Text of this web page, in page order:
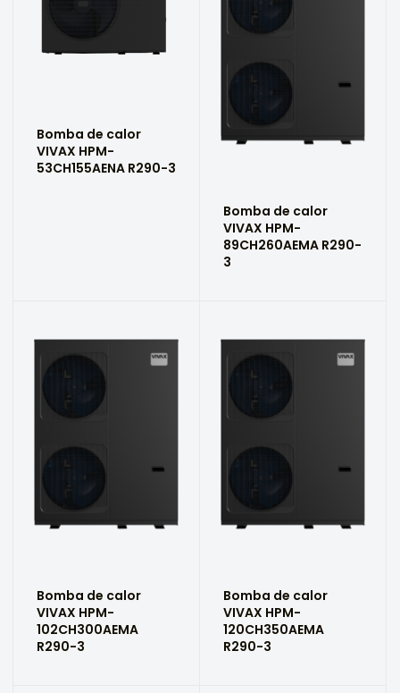
Bomba de calor
VIVAX HPM-
53CH155AENA R290-3
Bomba de calor
VIVAX HPM-
89CH260AEMA R290-
3
Bomba de calor
VIVAX HPM-
102CH300AEMA
R290-3
Bomba de calor
VIVAX HPM-
120CH350AEMA
R290-3